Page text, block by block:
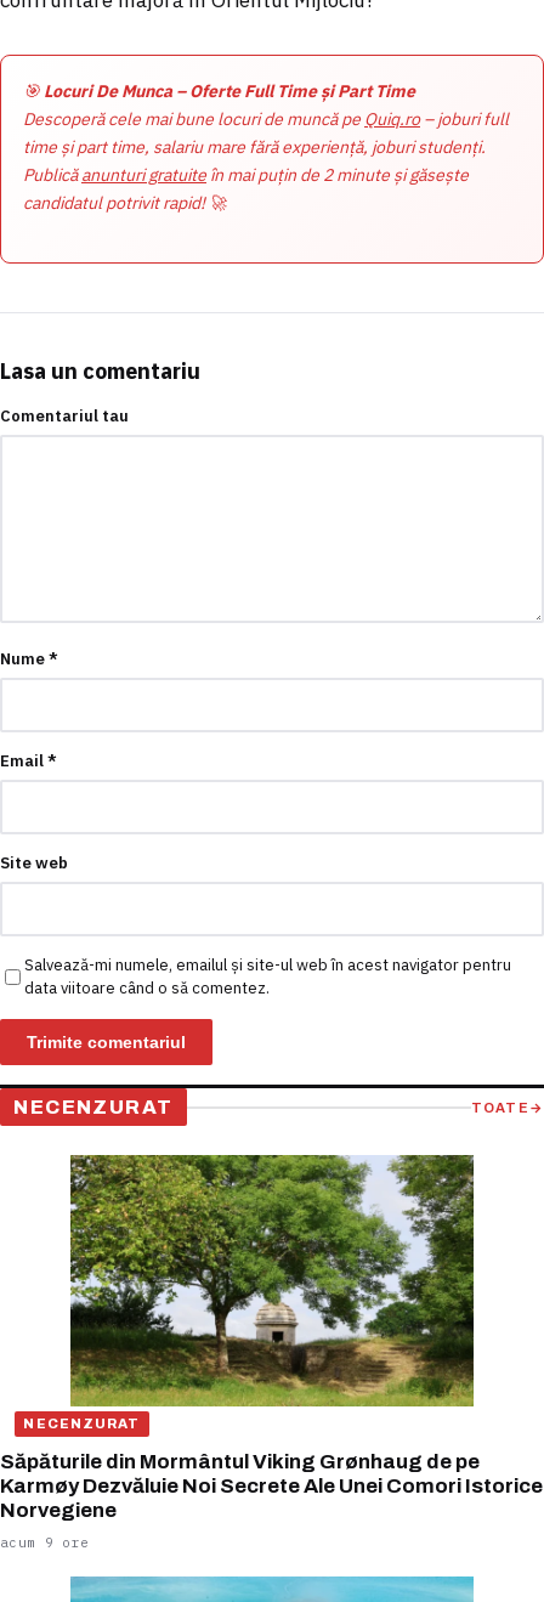
🎯 Locuri De Munca – Oferte Full Time și Part Time
Descoperă cele mai bune locuri de muncă pe Quiq.ro– joburi full
time și part time, salariu mare fără experiență, joburi studenți.
Publicăanunturi gratuite în mai puțin de 2 minute și găsește
candidatul potrivit rapid! 🚀
Lasa un comentariu
Comentariul tau
Nume*
Email*
Site web
Salvează-mi numele, emailul și site-ul web în acest navigator pentru
data viitoare când o să comentez.
NECENZURAT TOATE →
NECENZURAT
Săpăturile din Mormântul Viking Grønhaug de pe
Karmøy Dezvăluie Noi Secrete Ale Unei Comori Istorice
Norvegiene
acum 9 ore